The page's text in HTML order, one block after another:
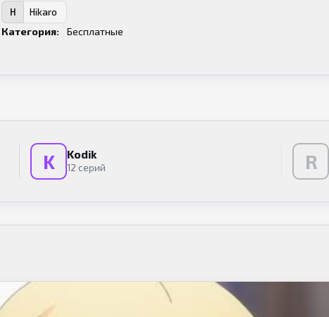
H
Hikaro
Категория:
Бесплатные
K Kodik
12 серий R